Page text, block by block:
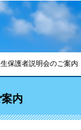
保護者説明会のご案内
内